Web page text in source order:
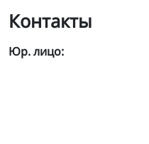
Контакты
Юр. лицо: